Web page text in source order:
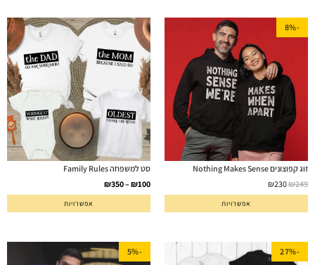
-8%
זוג קפוצונים Nothing Makes Sense
₪249
₪230
אפשרויות
סט למשפחה Family Rules
₪100
–
₪350
אפשרויות
-27%
-5%